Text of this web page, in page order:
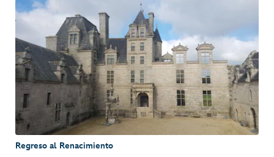
Regreso al Renacimiento